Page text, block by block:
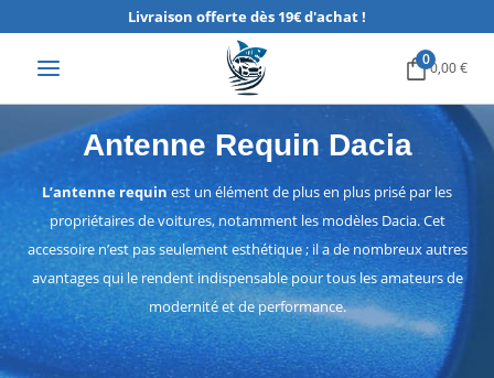
contenu
Livraison offerte dès 19€ d'achat !
00,00€
Antenne Requin Dacia
L’antenne requinest un élément de plus en plus prisé par les
propriétaires de voitures, notamment les modèles Dacia. Cet
accessoire n’est pas seulement esthétique ; il a de nombreux autres
avantages qui le rendent indispensable pour tous les amateurs de
modernité et de performance.